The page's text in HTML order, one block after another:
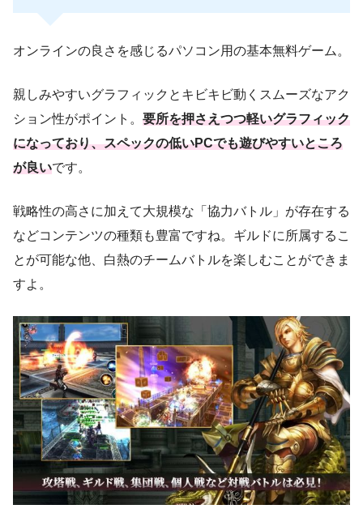
オンラインの良さを感じるパソコン用の基本無料ゲーム。
親しみやすいグラフィックとキビキビ動くスムーズなアク
ション性がポイント。 要所を押さえつつ軽いグラフィック
になっており、スペックの低いPCでも遊びやすいところ
が良いです。
戦略性の高さに加えて大規模な「協力バトル」が存在する
などコンテンツの種類も豊富ですね。ギルドに所属するこ
とが可能な他、白熱のチームバトルを楽しむことができま
すよ。